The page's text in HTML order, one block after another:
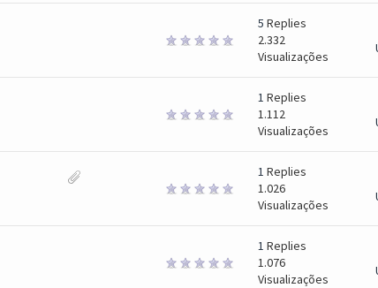
5 Replies
2.332
Visualizações
1 Replies
1.112
Visualizações
1 Replies
1.026
Visualizações
1 Replies
1.076
Visualizações